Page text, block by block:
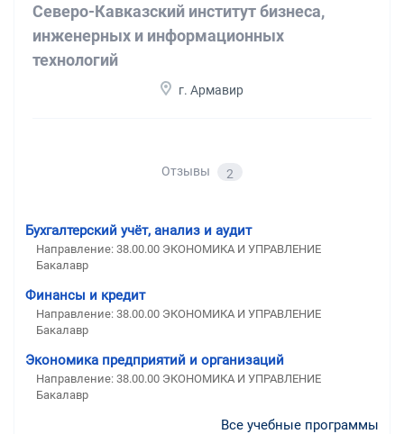
Северо-Кавказский институт бизнеса,
инженерных и информационных
технологий
г. Армавир
Отзывы 2
Бухгалтерский учёт, анализ и аудит
Направление: 38.00.00 ЭКОНОМИКА И УПРАВЛЕНИЕ
Бакалавр
Финансы и кредит
Направление: 38.00.00 ЭКОНОМИКА И УПРАВЛЕНИЕ
Бакалавр
Экономика предприятий и организаций
Направление: 38.00.00 ЭКОНОМИКА И УПРАВЛЕНИЕ
Бакалавр
Все учебные программы